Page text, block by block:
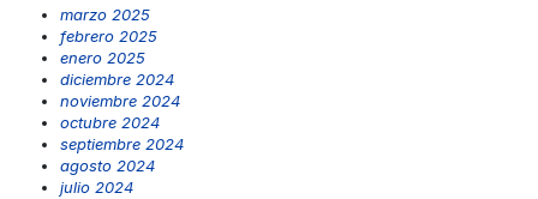
marzo 2025
febrero 2025
enero 2025
diciembre 2024
noviembre 2024
octubre 2024
septiembre 2024
agosto 2024
julio 2024